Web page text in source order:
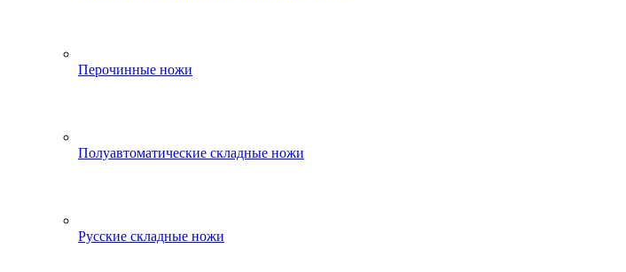
Перочинные ножи
Полуавтоматические складные ножи
Русские складные ножи